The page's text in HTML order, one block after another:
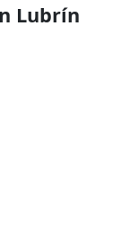
Lubrín